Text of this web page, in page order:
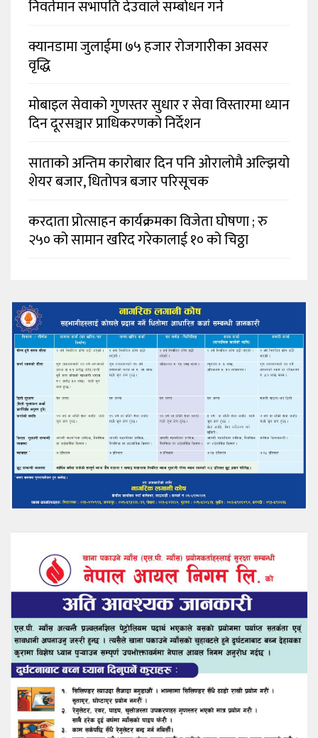
निवर्तमान सभापति देउवाले सम्बोधन गर्ने
क्यानडामा जुलाईमा ७५ हजार रोजगारीका अवसर
वृद्धि
मोबाइल सेवाको गुणस्तर सुधार र सेवा विस्तारमा ध्यान
दिन दूरसञ्चार प्राधिकरणको निर्देशन
साताको अन्तिम कारोबार दिन पनि ओरालोमै अल्झियो
शेयर बजार, धितोपत्र बजार परिसूचक
करदाता प्रोत्साहन कार्यक्रमका विजेता घोषणा ; रु
२५० को सामान खरिद गरेकालाई १० को चिठ्ठा